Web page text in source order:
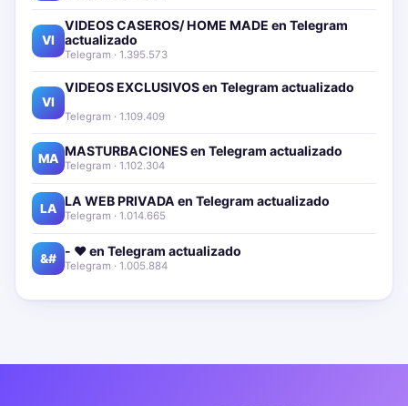
VI
VIDEOS CASEROS/ HOME MADE en Telegram
actualizado📱🔥
Telegram · 1.395.573
VI
VIDEOS EXCLUSIVOS en Telegram actualizado📱
Telegram · 1.109.409
MA MASTURBACIONES en Telegram actualizado📱🔥
Telegram · 1.102.304
LA LA WEB PRIVADA en Telegram actualizado📱🔥
Telegram · 1.014.665
&# - ❤️ en Telegram actualizado📱🔥
Telegram · 1.005.884